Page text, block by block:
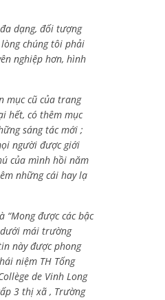
dạng, đối tượng
chúng tôi phải
nghiệp hơn, hình
mục cũ của trang
hết, có thêm mục
sáng tác mới ;
người được giới
của mình hồi năm
những cái hay lạ
“Mong được các bậc
mái trường
này được phong
niệm TH Tống
de Vinh Long
3 thị xã , Trường